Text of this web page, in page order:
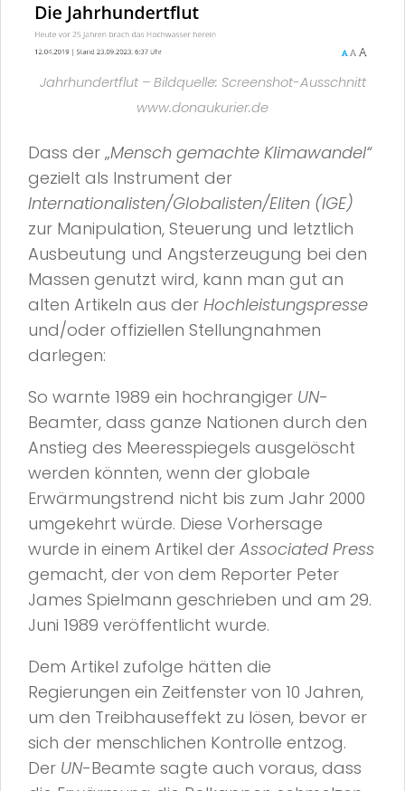
Jahrhundertflut – Bildquelle: Screenshot-Ausschnitt
www.donaukurier.de
Dass der „Mensch gemachte Klimawandel“
gezielt als Instrument der
Internationalisten/Globalisten/Eliten (IGE)
zur Manipulation, Steuerung und letztlich
Ausbeutung und Angsterzeugung bei den
Massen genutzt wird, kann man gut an
alten Artikeln aus der Hochleistungspresse
und/oder offiziellen Stellungnahmen
darlegen:
So warnte 1989 ein hochrangiger UN-
Beamter, dass ganze Nationen durch den
Anstieg des Meeresspiegels ausgelöscht
werden könnten, wenn der globale
Erwärmungstrend nicht bis zum Jahr 2000
umgekehrt würde. Diese Vorhersage
wurde in einem Artikel der Associated Press
gemacht, der von dem Reporter Peter
James Spielmann geschrieben und am 29.
Juni 1989 veröffentlicht wurde.
Dem Artikel zufolge hätten die
Regierungen ein Zeitfenster von 10 Jahren,
um den Treibhauseffekt zu lösen, bevor er
sich der menschlichen Kontrolle entzog.
Der UN-Beamte sagte auch voraus, dass